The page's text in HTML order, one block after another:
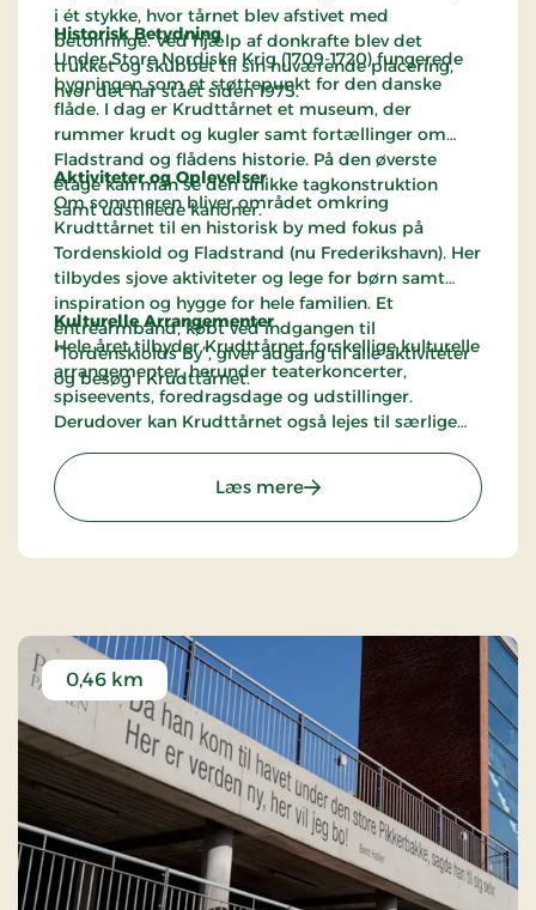
i ét stykke, hvor tårnet blev afstivet med
betonringe. Ved hjælp af donkrafte blev det
trukket og skubbet til sin nuværende placering,
hvor det har stået siden 1975.
Historisk Betydning
Under Store Nordiske Krig (1709-1720) fungerede
bygningen som et støttepunkt for den danske
flåde. I dag er Krudttårnet et museum, der
rummer krudt og kugler samt fortællinger om
Fladstrand og flådens historie. På den øverste
etage kan man se den unikke tagkonstruktion
samt udstillede kanoner.
Aktiviteter og Oplevelser
Om sommeren bliver området omkring
Krudttårnet til en historisk by med fokus på
Tordenskiold og Fladstrand (nu Frederikshavn). Her
tilbydes sjove aktiviteter og lege for børn samt
inspiration og hygge for hele familien. Et
entréarmbånd, købt ved indgangen til
“Tordenskiolds By”, giver adgang til alle aktiviteter
og besøg i Krudttårnet.
Kulturelle Arrangementer
Hele året tilbyder Krudttårnet forskellige kulturelle
arrangementer, herunder teaterkoncerter,
spiseevents, foredragsdage og udstillinger.
Derudover kan Krudttårnet også lejes til særlige
indgangen bliver besøgende mødt af personale
klædt i historiske dragter fra Støtteforeningen
Tordenskioldsdage 1717, som kan fortælle om
Læs mere: Krudttårnet
0,46 km